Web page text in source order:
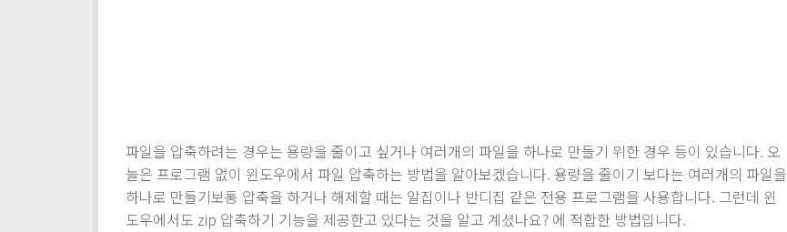
파일을 압축하려는 경우는 용량을 줄이고 싶거나 여러개의 파일을 하나로 만들기 위한 경우 등이 있습니다. 오
늘은 프로그램 없이 윈도우에서 파일 압축하는 방법을 알아보겠습니다. 용량을 줄이기 보다는 여러개의 파일을
하나로 만들기보통 압축을 하거나 해제할 때는 알집이나 반디집 같은 전용 프로그램을 사용합니다. 그런데 윈
도우에서도 zip 압축하기 기능을 제공한고 있다는 것을 알고 계셨나요? 에 적합한 방법입니다.